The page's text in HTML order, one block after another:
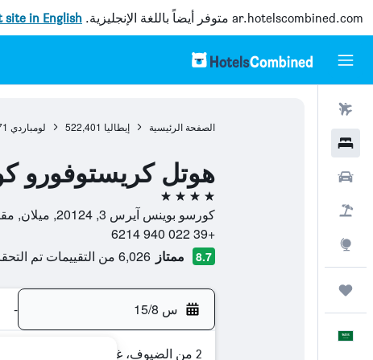
ar.hotelscombined.com متوفر أيضاً باللغة الإنجليزية. site in English
الصفحة الرئيسية إيطاليا 522,401 لومباردي
هوتل كريستوفورو
4 نجوم
كورسو بوينس آيرس 3, 20124, ميلان, مقاطعة ميلانو, إيطاليا
+39 022 940 6214
8.7 ممتاز 6,026 من التقييمات تم التحقق منها
س 15/8 -
2 من الضيوف، غرفة واحدة